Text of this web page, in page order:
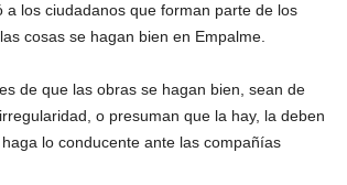
los ciudadanos que forman parte de los
cosas se hagan bien en Empalme.
de que las obras se hagan bien, sean de
o presuman que la hay, la deben
lo conducente ante las compañías